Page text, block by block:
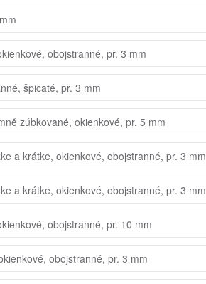
obojstranné, pr. 3 mm
špicaté, pr. 3 mm
zúbkované, okienkové, pr. 5 mm
a krátke, okienkové, obojstranné, pr. 3 mm
a krátke, okienkové, obojstranné, pr. 3 mm
obojstranné, pr. 10 mm
obojstranné, pr. 3 mm